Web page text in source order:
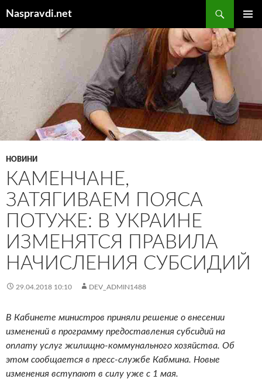
вмісту
Naspravdi.net
НОВИНИ
КАМЕНЧАНЕ,
ЗАТЯГИВАЕМ ПОЯСА
ПОТУЖЕ: В УКРАИНЕ
ИЗМЕНЯТСЯ ПРАВИЛА
НАЧИСЛЕНИЯ СУБСИДИЙ
29.04.2018 10:10 DEV_ADMIN1488
В Кабинете министров приняли решение о внесении
изменений в программу предоставления субсидий на
оплату услуг жилищно-коммунального хозяйства. Об
этом сообщается в пресс-службе Кабмина. Новые
изменения вступают в силу уже с 1 мая.